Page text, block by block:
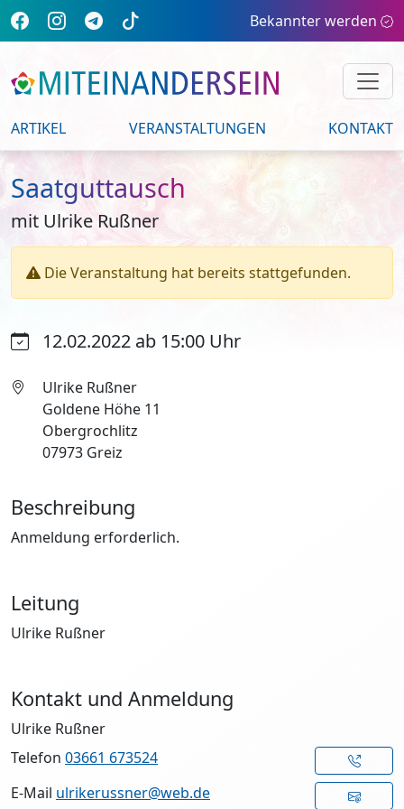
Bekannter werden
ARTIKEL VERANSTALTUNGEN KONTAKT
Saatguttausch
mit Ulrike Rußner
Die Veranstaltung hat bereits stattgefunden.
12.02.2022 ab 15:00 Uhr
Ulrike Rußner
Goldene Höhe 11
Obergrochlitz
07973 Greiz
Beschreibung
Anmeldung erforderlich.
Leitung
Ulrike Rußner
Kontakt und Anmeldung
Ulrike Rußner
Telefon 03661 673524
E-Mail ulrikerussner@web.de